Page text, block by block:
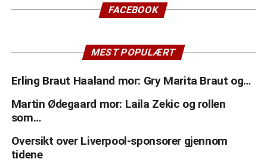
heller bør bruke pengene dine på blackjack og
(mer…)
FACEBOOK
MEST POPULÆRT
Erling Braut Haaland mor: Gry Marita Braut og…
Martin Ødegaard mor: Laila Zekic og rollen
som…
Oversikt over Liverpool-sponsorer gjennom
tidene